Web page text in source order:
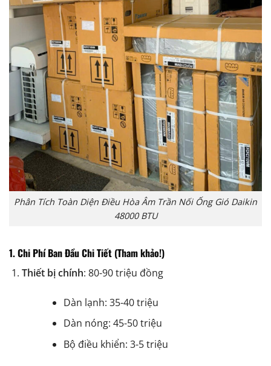
Phân Tích Toàn Diện Điều Hòa Âm Trần Nối Ống Gió Daikin
48000 BTU
1. Chi Phí Ban Đầu Chi Tiết (Tham khảo!)
Thiết bị chính: 80-90 triệu đồng
Dàn lạnh: 35-40 triệu
Dàn nóng: 45-50 triệu
Bộ điều khiển: 3-5 triệu